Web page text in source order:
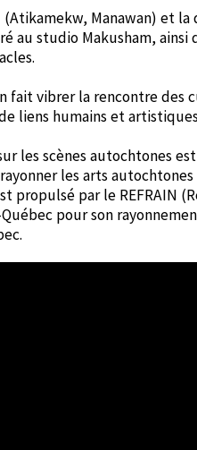
(Atikamekw, Manawan) et
studio Makusham, ainsi
fait vibrer la rencontre des
liens humains et
les scènes autochtones
les arts
par le REFRAIN
pour son